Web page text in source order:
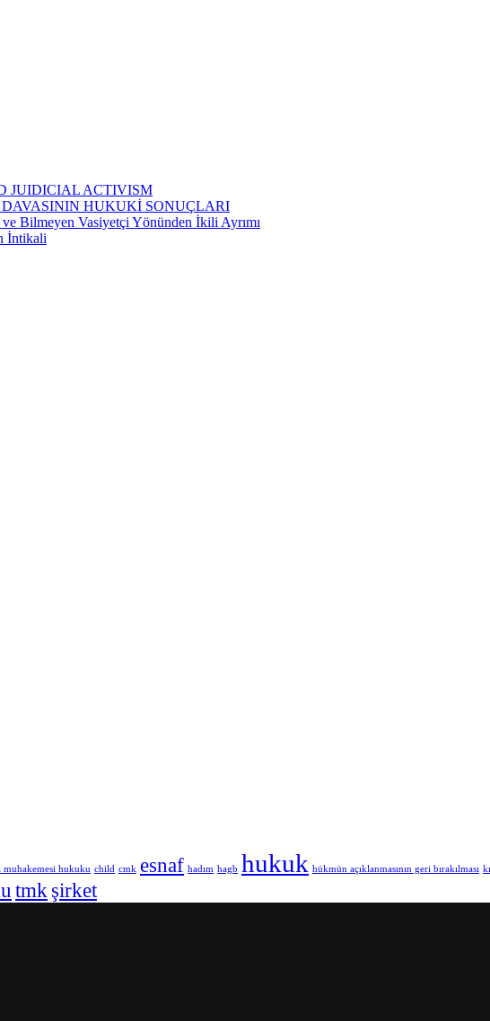
JUIDICIAL ACTIVISM
HUKUKİ SONUÇLARI
Bilmeyen Vasiyetçi Yönünden İkili Ayrımı
İntikali
muhakemesi hukuku child cmk esnaf hadım hagb hukuk hükmün açıklanmasının geri bırakılması
tmk şirket